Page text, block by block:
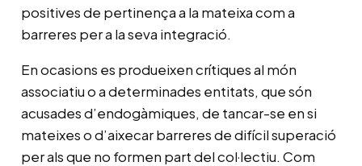
positives de pertinença a la mateixa com a
barreres per a la seva integració.
En ocasions es produeixen crítiques al món
associatiu o a determinades entitats, que són
acusades d’endogàmiques, de tancar-se en si
mateixes o d’aixecar barreres de difícil superació
per als que no formen part del col·lectiu. Com